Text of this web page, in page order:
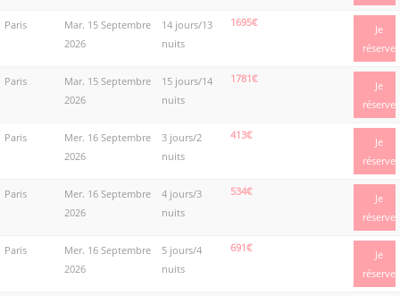
Paris
Mar. 15 Septembre
2026
14 jours/13
nuits
1695€
Je
réserve
Paris
Mar. 15 Septembre
2026
15 jours/14
nuits
1781€
Je
réserve
Paris
Mer. 16 Septembre
2026
3 jours/2
nuits
413€
Je
réserve
Paris
Mer. 16 Septembre
2026
4 jours/3
nuits
534€
Je
réserve
Paris
Mer. 16 Septembre
2026
5 jours/4
nuits
691€
Je
réserve